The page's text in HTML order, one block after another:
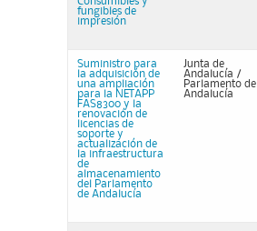
fungibles de
impresión
Suministro para
la adquisición de
una ampliación
para la NETAPP
FAS8300 y la
renovación de
licencias de
soporte y
actualización de
la infraestructura
de
almacenamiento
del Parlamento
de Andalucía
Junta de
Andalucía /
Parlamento de
Andalucía